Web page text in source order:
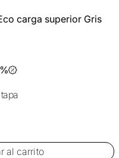
carga superior Gris
al carrito